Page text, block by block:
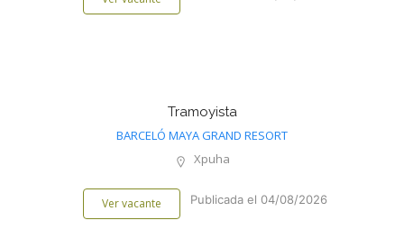
Tramoyista
BARCELÓ MAYA GRAND RESORT
Xpuha
Ver vacante Publicada el 04/08/2026